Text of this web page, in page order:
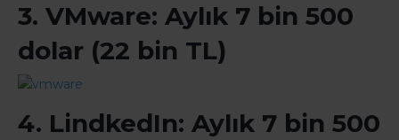
3. VMware: Aylık 7 bin 500
dolar (22 bin TL)
4. LindkedIn: Aylık 7 bin 500